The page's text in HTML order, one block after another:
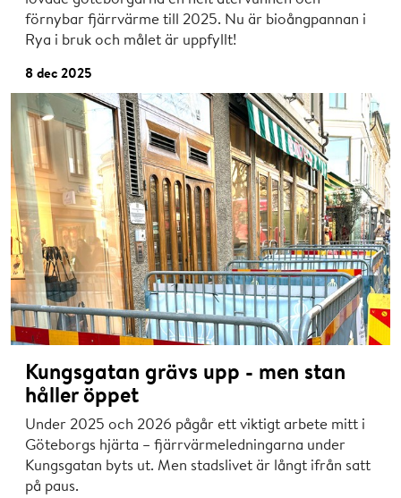
förnybar fjärrvärme till 2025. Nu är bioångpannan i
Rya i bruk och målet är uppfyllt!
8 dec 2025
Kungsgatan grävs upp - men stan
håller öppet
Under 2025 och 2026 pågår ett viktigt arbete mitt i
Göteborgs hjärta – fjärrvärmeledningarna under
Kungsgatan byts ut. Men stadslivet är långt ifrån satt
på paus.